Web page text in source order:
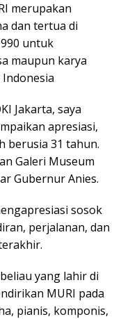
merupakan
dan tertua di
untuk
maupun karya
Jakarta, saya
apresiasi,
berusia 31 tahun.
Galeri Museum
Gubernur Anies.
sosok
perjalanan, dan
yang lahir di
MURI pada
pianis, komponis,